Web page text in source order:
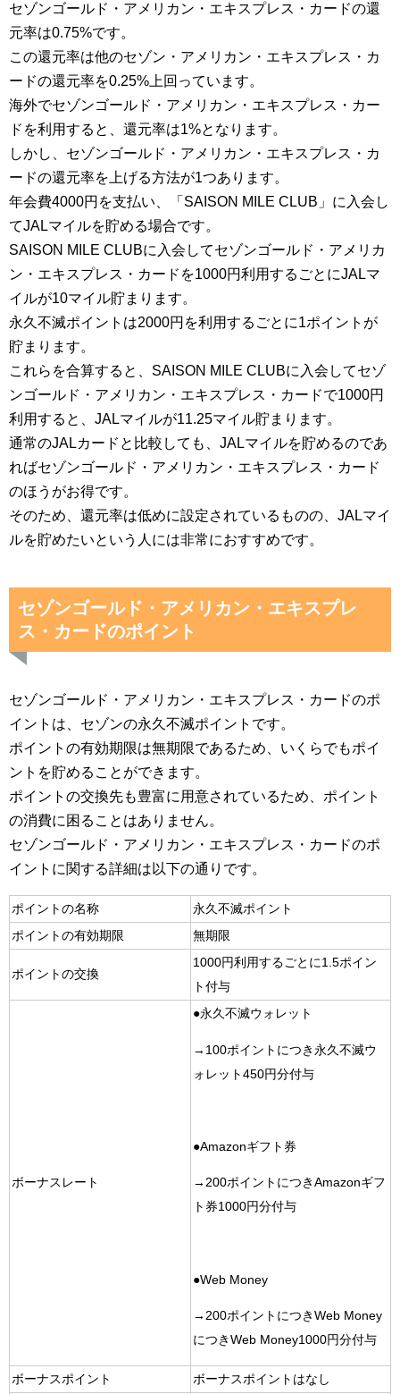
セゾンゴールド・アメリカン・エキスプレス・カードの還
元率は0.75%です。
この還元率は他のセゾン・アメリカン・エキスプレス・カ
ードの還元率を0.25%上回っています。
海外でセゾンゴールド・アメリカン・エキスプレス・カー
ドを利用すると、還元率は1%となります。
しかし、セゾンゴールド・アメリカン・エキスプレス・カ
ードの還元率を上げる方法が1つあります。
年会費4000円を支払い、「SAISON MILE CLUB」に入会し
てJALマイルを貯める場合です。
SAISON MILE CLUBに入会してセゾンゴールド・アメリカ
ン・エキスプレス・カードを1000円利用するごとにJALマ
イルが10マイル貯まります。
永久不滅ポイントは2000円を利用するごとに1ポイントが
貯まります。
これらを合算すると、SAISON MILE CLUBに入会してセゾ
ンゴールド・アメリカン・エキスプレス・カードで1000円
利用すると、JALマイルが11.25マイル貯まります。
通常のJALカードと比較しても、JALマイルを貯めるのであ
ればセゾンゴールド・アメリカン・エキスプレス・カード
のほうがお得です。
そのため、還元率は低めに設定されているものの、JALマイ
ルを貯めたいという人には非常におすすめです。
セゾンゴールド・アメリカン・エキスプレ
ス・カードのポイント
セゾンゴールド・アメリカン・エキスプレス・カードのポ
イントは、セゾンの永久不滅ポイントです。
ポイントの有効期限は無期限であるため、いくらでもポイ
ントを貯めることができます。
ポイントの交換先も豊富に用意されているため、ポイント
の消費に困ることはありません。
セゾンゴールド・アメリカン・エキスプレス・カードのポ
イントに関する詳細は以下の通りです。
ポイントの名称
永久不滅ポイント
ポイントの有効期限
無期限
ポイントの交換
1000円利用するごとに1.5ポイン
ト付与
ボーナスレート
●永久不滅ウォレット
→100ポイントにつき永久不滅ウ
ォレット450円分付与
●Amazonギフト券
→200ポイントにつきAmazonギフ
ト券1000円分付与
●Web Money
→200ポイントにつきWeb Money
につきWeb Money1000円分付与
ボーナスポイント
ボーナスポイントはなし